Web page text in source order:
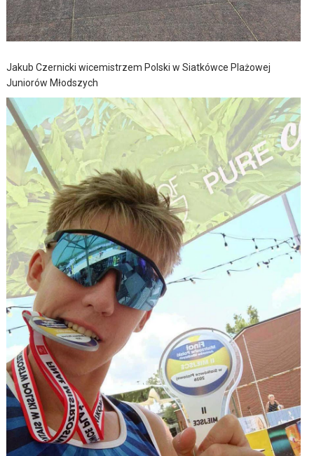
Jakub Czernicki wicemistrzem Polski w Siatkówce Plażowej
Juniorów Młodszych